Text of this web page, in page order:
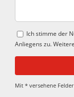
Ich stimme der
Anliegens zu.
Mit * versehene